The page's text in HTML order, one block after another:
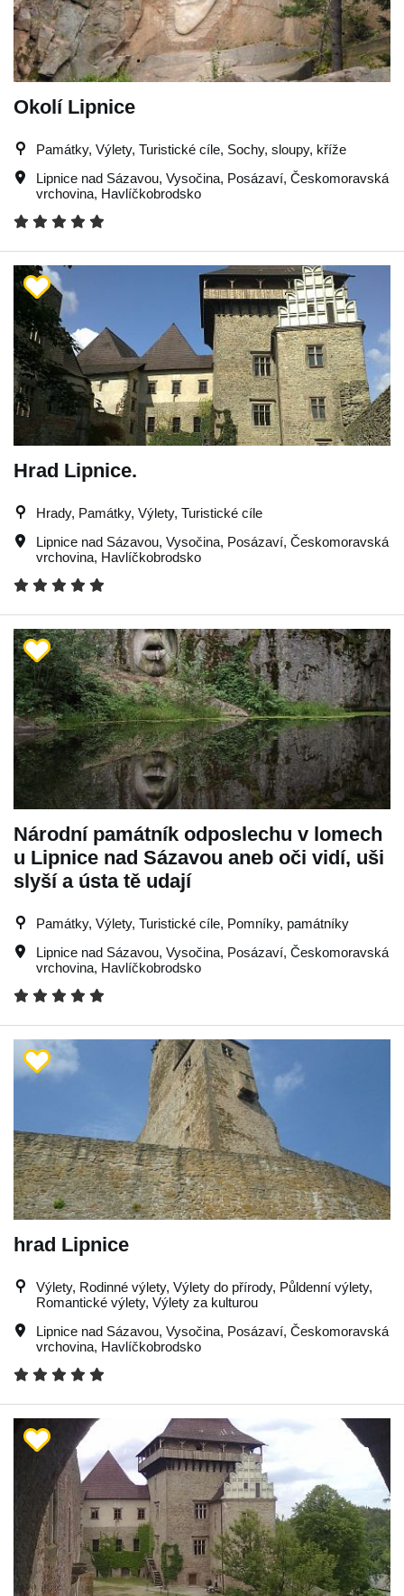
Okolí Lipnice
Památky, Výlety, Turistické cíle, Sochy, sloupy, kříže
Lipnice nad Sázavou, Vysočina, Posázaví, Českomoravská
vrchovina, Havlíčkobrodsko
Hrad Lipnice.
Hrady, Památky, Výlety, Turistické cíle
Lipnice nad Sázavou, Vysočina, Posázaví, Českomoravská
vrchovina, Havlíčkobrodsko
Národní památník odposlechu v lomech
u Lipnice nad Sázavou aneb oči vidí, uši
slyší a ústa tě udají
Památky, Výlety, Turistické cíle, Pomníky, památníky
Lipnice nad Sázavou, Vysočina, Posázaví, Českomoravská
vrchovina, Havlíčkobrodsko
hrad Lipnice
Výlety, Rodinné výlety, Výlety do přírody, Půldenní výlety,
Romantické výlety, Výlety za kulturou
Lipnice nad Sázavou, Vysočina, Posázaví, Českomoravská
vrchovina, Havlíčkobrodsko